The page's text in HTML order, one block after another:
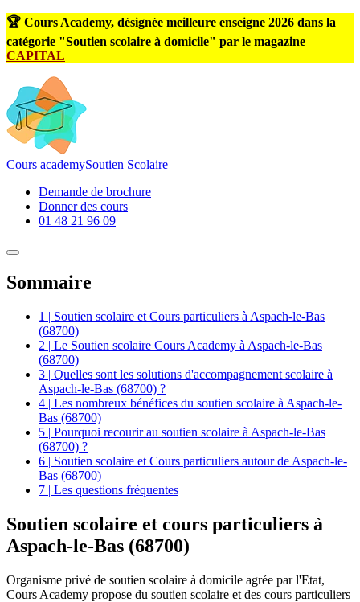
🏆 Cours Academy, désignée meilleure enseigne 2026 dans la
catégorie "Soutien scolaire à domicile" par le magazine
CAPITAL
Cours academySoutien Scolaire
Demande de brochure
Donner des cours
01 48 21 96 09
Sommaire
1 | Soutien scolaire et Cours particuliers à Aspach-le-Bas
(68700)
2 | Le Soutien scolaire Cours Academy à Aspach-le-Bas
(68700)
3 | Quelles sont les solutions d'accompagnement scolaire à
Aspach-le-Bas (68700) ?
4 | Les nombreux bénéfices du soutien scolaire à Aspach-le-
Bas (68700)
5 | Pourquoi recourir au soutien scolaire à Aspach-le-Bas
(68700) ?
6 | Soutien scolaire et Cours particuliers autour de Aspach-le-
Bas (68700)
7 | Les questions fréquentes
Soutien scolaire et cours particuliers à
Aspach-le-Bas (68700)
Organisme privé de soutien scolaire à domicile agrée par l'Etat,
Cours Academy propose du soutien scolaire et des cours particuliers